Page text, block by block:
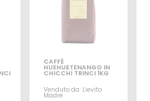
CAFFÈ
HUEHUETENANGO IN
CHICCHI TRINCI 1KG
Venduto da: Lievito
Madre